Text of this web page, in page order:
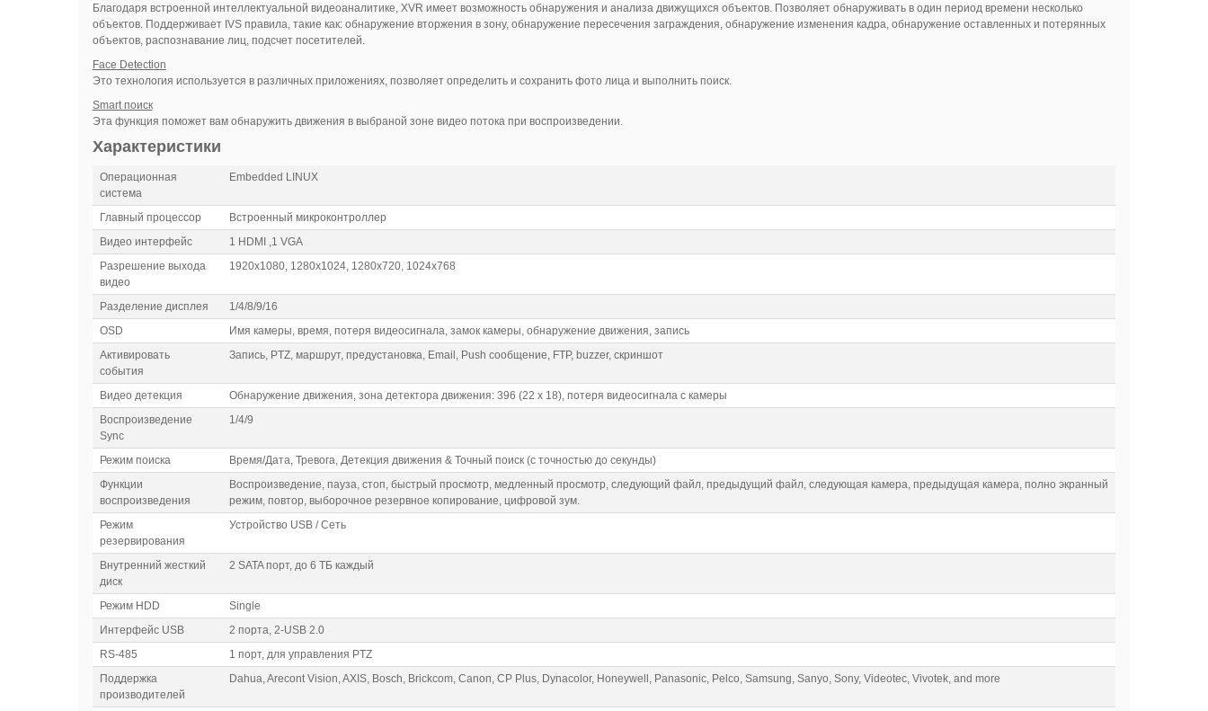
Благодаря встроенной интеллектуальной видеоаналитике, XVR имеет возможность обнаружения и анализа движущихся объектов. Позволяет обнаруживать в один период времени несколько
объектов. Поддерживает IVS правила, такие как: обнаружение вторжения в зону, обнаружение пересечения заграждения, обнаружение изменения кадра, обнаружение оставленных и потерянных
объектов, распознавание лиц, подсчет посетителей.
Face Detection
Это технология используется в различных приложениях, позволяет определить и сохранить фото лица и выполнить поиск.
Smart поиск
Эта функция поможет вам обнаружить движения в выбраной зоне видео потока при воспроизведении.
Характеристики
Операционная
система
Embedded LINUX
Главный процессор
Встроенный микроконтроллер
Видео интерфейс
1 HDMI ,1 VGA
Разрешение выхода
видео
1920х1080, 1280х1024, 1280х720, 1024х768
Разделение дисплея
1/4/8/9/16
OSD
Имя камеры, время, потеря видеосигнала, замок камеры, обнаружение движения, запись
Активировать
события
Запись, PTZ, маршрут, предустановка, Email, Push сообщение, FTP, buzzer, скриншот
Видео детекция
Обнаружение движения, зона детектора движения: 396 (22 х 18), потеря видеосигнала c камеры
Воспроизведение
Sync
1/4/9
Режим поиска
Время/Дата, Тревога, Детекция движения & Точный поиск (с точностью до секунды)
Функции
воспроизведения
Воспроизведение, пауза, стоп, быстрый просмотр, медленный просмотр, следующий файл, предыдущий файл, следующая камера, предыдущая камера, полно экранный
режим, повтор, выборочное резервное копирование, цифровой зум.
Режим
резервирования
Устройство USB / Сеть
Внутренний жесткий
диск
2 SATA порт, до 6 ТБ каждый
Режим HDD
Single
Интерфейс USB
2 порта, 2-USB 2.0
RS-485
1 порт, для управления PTZ
Поддержка
производителей
Dahua, Arecont Vision, AXIS, Bosch, Brickcom, Canon, CP Plus, Dynacolor, Honeywell, Panasonic, Pelco, Samsung, Sanyo, Sony, Videotec, Vivotek, and more